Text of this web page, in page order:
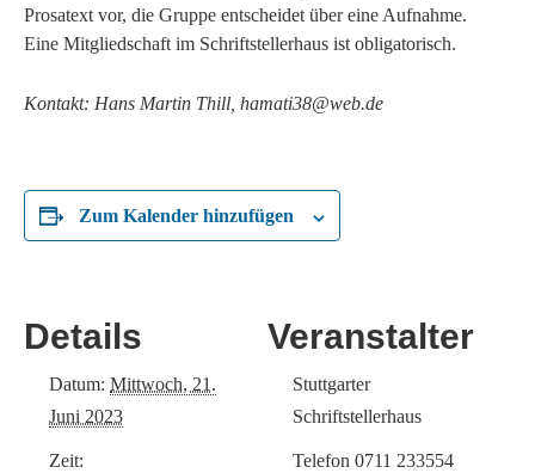
Prosatext vor, die Gruppe entscheidet über eine Aufnahme.
Eine Mitgliedschaft im Schriftstellerhaus ist obligatorisch.
Kontakt: Hans Martin Thill, hamati38@web.de
Zum Kalender hinzufügen
Details
Datum: Mittwoch, 21.
Juni 2023
Zeit:
Veranstalter
Stuttgarter
Schriftstellerhaus
Telefon 0711 233554